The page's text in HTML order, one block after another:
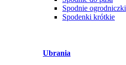
Spodnie ogrodniczki
Spodenki krótkie
Ubrania